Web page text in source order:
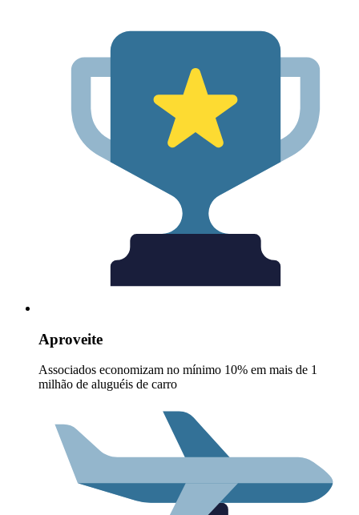
Aproveite
Associados economizam no mínimo 10% em mais de 1
milhão de aluguéis de carro